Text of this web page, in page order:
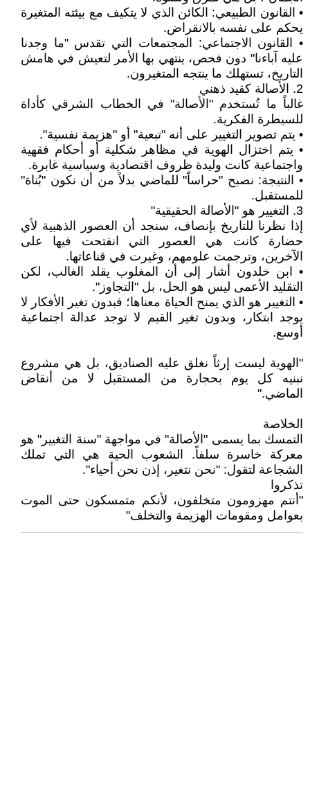
• القانون الطبيعي: الكائن الذي لا يتكيف مع بيئته المتغيرة
يحكم على نفسه بالانقراض.
• القانون الاجتماعي: المجتمعات التي تقدس "ما وجدنا
عليه آباءنا" دون فحص، ينتهي بها الأمر لتعيش في هامش
التاريخ، تستهلك ما ينتجه المتغيرون.
2. الأصالة كقيد ذهني
غالباً ما تُستخدم "الأصالة" في الخطاب الشرقي كأداة
للسيطرة الفكرية.
• يتم تصوير التغيير على أنه "تبعية" أو "هزيمة نفسية".
• يتم اختزال الهوية في مظاهر شكلية أو أحكام فقهية
واجتماعية كانت وليدة ظروف اقتصادية وسياسية غابرة.
• النتيجة: نصبح "حراساً" للماضي بدلاً من أن نكون "بُناة"
للمستقبل.
3. التغيير هو "الأصالة الحقيقية"
إذا نظرنا للتاريخ بإنصاف، سنجد أن العصور الذهبية لأي
حضارة كانت هي العصور التي انفتحت فيها على
الآخرين، وترجمت علومهم، وغيرت في قناعاتها.
• ابن خلدون أشار إلى أن المغلوب يقلد الغالب، لكن
التقليد الأعمى ليس هو الحل، بل "التجاوز".
• التغيير هو الذي يمنح الحياة معناها؛ فبدون تغير الأفكار لا
يوجد ابتكار، وبدون تغير القيم لا توجد عدالة اجتماعية
أوسع.
"الهوية ليست إرثاً نغلق عليه الصناديق، بل هي مشروع
نبنيه كل يوم بحجارة من المستقبل لا من أنقاض
الماضي."
الخلاصة
التمسك بما يسمى "الأصالة" في مواجهة "سنة التغيير" هو
معركة خاسرة سلفاً. الشعوب الحية هي التي تملك
الشجاعة لتقول: "نحن نتغير، إذن نحن أحياء".
تذكروا
"أنتم مهزومون متخلفون، لأنكم متمسكون حتى الموت
بعوامل ومقومات الهزيمة والتخلف"